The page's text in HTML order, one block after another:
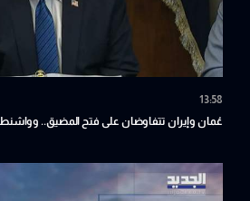
13:58
عُمان وإيران تتفاوضان على فتح المضيق..